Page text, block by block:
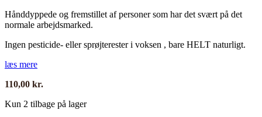
Hånddyppede og fremstillet af personer som har det svært på det
normale arbejdsmarked.
Ingen pesticide- eller sprøjterester i voksen , bare HELT naturligt.
læs mere
110,00 kr.
Kun 2 tilbage på lager